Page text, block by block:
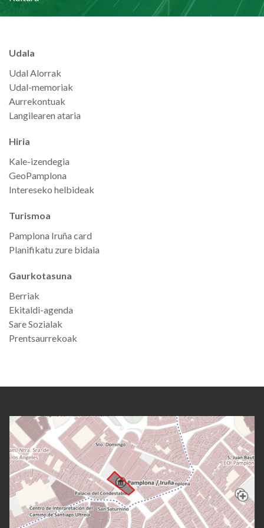
Udala
Udal Alorrak
Udal-memoriak
Aurrekontuak
Langilearen ataria
Hiria
Kale-izendegia
GeoPamplona
Intereseko helbideak
Turismoa
Pamplona Iruña card
Planifikatu zure bidaia
Gaurkotasuna
Berriak
Ekitaldi-agenda
Sare Sozialak
Prentsaurrekoak